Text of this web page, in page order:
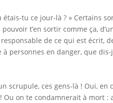
tu ce jour-là ? » Certains
t’en sortir comme ça,
responsable de ce qui est
personnes en danger, que
scrupule, ces gens-là ! Oui,
Ou on te condamnerait à mort :